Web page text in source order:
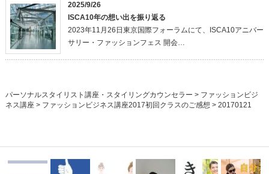
2025/9/26
ISCA10年の想い出を振り返る
2023年11月26日東京国際フォーラムにて、ISCA10アニバー
サリー・ファッションフェス 開会…
パーソナルスタイリスト講座・スタイリングカウンセラー > ファッションビジ
ネス講座> ファッションビジネス講座2017初回クラスのご感想 > 20170121